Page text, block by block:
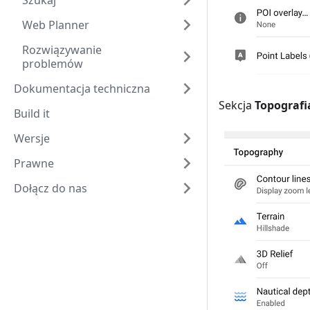
Web Planner
Rozwiązywanie
problemów
Dokumentacja techniczna
Build it
Wersje
Prawne
Dołącz do nas
Sekcja